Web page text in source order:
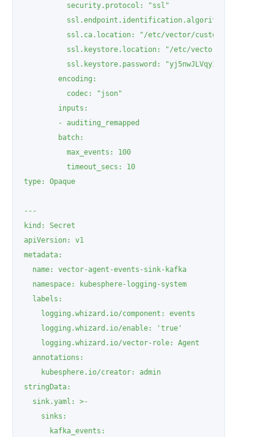
          security.protocol: "ssl"
          ssl.endpoint.identification.algorithm: "none"
ssl.ca.location: "/etc/vector/custom/
ssl.keystore.location: "/etc/vector/custom/
ssl.keystore.password:
        encoding:
          codec: "json"
        inputs:
        - auditing_remapped
        batch:
          max_events: 100
          timeout_secs: 10
type: Opaque
---
kind: Secret
apiVersion: v1
metadata:
  name: vector-agent-events-sink-kafka
  namespace: kubesphere-logging-system
  labels:
    logging.whizard.io/component: events
    logging.whizard.io/enable: 'true'
    logging.whizard.io/vector-role: Agent
  annotations:
    kubesphere.io/creator: admin
stringData:
  sink.yaml: >-
    sinks:
      kafka_events: